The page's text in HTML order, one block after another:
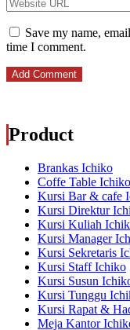
Save my name,
time I comment.
Product
Brankas Ichiko
Coffe Table Ichiko
Kursi Bar & cafe
Kursi Direktur
Kursi Kuliah
Kursi Manager
Kursi Sekretaris
Kursi Staff Ichiko
Kursi Susun
Kursi Tunggu
Kursi Rapat &
Meja Kantor